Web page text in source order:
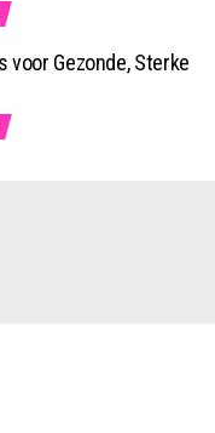
voor Gezonde, Sterke